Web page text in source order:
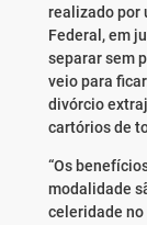
realizado por
Federal, em
separar sem
veio para
divórcio
cartórios de
“Os
modalidade
celeridade